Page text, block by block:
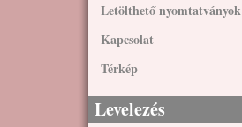
Letölthető nyomtatványok
Kapcsolat
Térkép
Levelezés